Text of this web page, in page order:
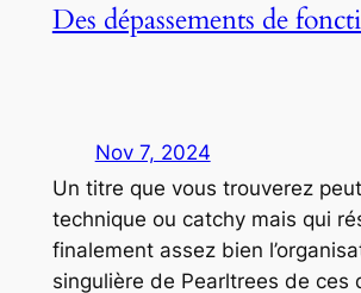
Des dépassements de
Nov 7, 2024
Un titre que vous trouverez
technique ou catchy mais qui
finalement assez bien
singulière de Pearltrees de ces